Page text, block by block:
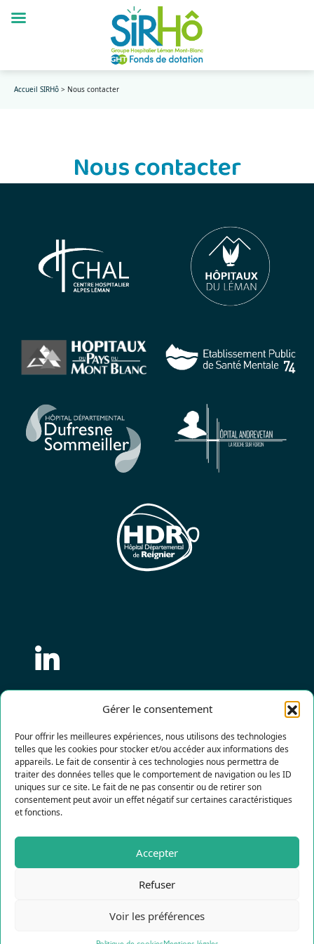
Gérer le consentement
Pour offrir les meilleures expériences, nous utilisons des technologies
telles que les cookies pour stocker et/ou accéder aux informations des
appareils. Le fait de consentir à ces technologies nous permettra de
traiter des données telles que le comportement de navigation ou les ID
uniques sur ce site. Le fait de ne pas consentir ou de retirer son
consentement peut avoir un effet négatif sur certaines caractéristiques
et fonctions.
Accepter
Refuser
Voir les préférences
Accueil SIRHô > Nous contacter
Nous contacter
S'inscrire à la newsletter
Faire un don
Politique de confidentialité
Mentions légales
Nos publications
Contact